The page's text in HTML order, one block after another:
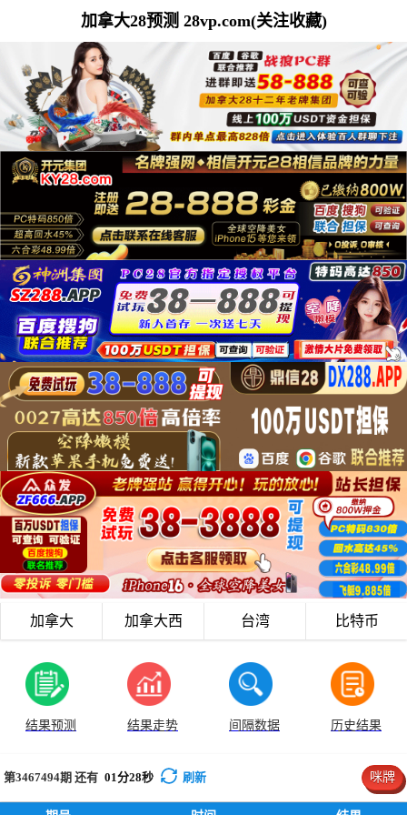
加拿大28预测 28vp.com(关注收藏)
加拿大 加拿大西 台湾 比特币
结果预测 结果走势 间隔数据 历史结果
第3467494期 还有 01分27秒 刷新 咪牌